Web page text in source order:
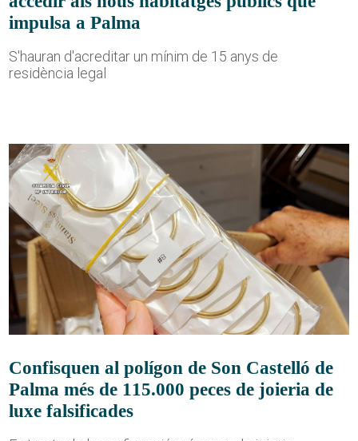
impulsa a Palma
S'hauran d'acreditar un mínim de 15 anys de
residència legal
Confisquen al polígon de Son Castelló de
Palma més de 115.000 peces de joieria de
luxe falsificades